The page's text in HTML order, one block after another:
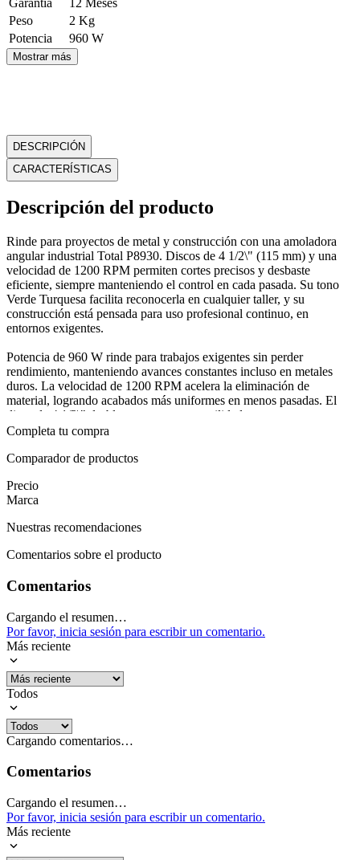
Garantía
12 Meses
Peso
2 Kg
Potencia
960 W
Mostrar más
DESCRIPCIÓN
CARACTERÍSTICAS
Descripción del producto
Rinde para proyectos de metal y construcción con una amoladora
angular industrial Total P8930. Discos de 4 1/2\" (115 mm) y una
velocidad de 1200 RPM permiten cortes precisos y desbaste
eficiente, siempre manteniendo el control en cada pasada. Su tono
Verde Turquesa facilita reconocerla en cualquier taller, y su
construcción está pensada para uso profesional continuo, en
entornos exigentes.
Potencia de 960 W rinde para trabajos exigentes sin perder
rendimiento, manteniendo avances constantes incluso en metales
duros. La velocidad de 1200 RPM acelera la eliminación de
material, logrando acabados más uniformes en menos pasadas. El
disco de 4 1/2\" desbloquea mayor versatilidad para cortes y
desbaste en piezas de tamaño medio, y la garantía de 12 meses
obra: remodelaciones, instalaciones y reparaciones, desde cortes
finos hasta desbaste de bordes. Su rendimiento constante y la
sabiendo que las piezas críticas reciben el tratamiento necesario. En
interrupciones. Confiable para usos prolongados en talleres y obras,
Completa tu compra
Comparador de productos
Precio
Marca
Nuestras recomendaciones
Comentarios sobre el producto
Comentarios
Cargando el resumen…
Por favor, inicia sesión para escribir un comentario.
Más reciente
Todos
Cargando comentarios…
Comentarios
Cargando el resumen…
Por favor, inicia sesión para escribir un comentario.
Más reciente